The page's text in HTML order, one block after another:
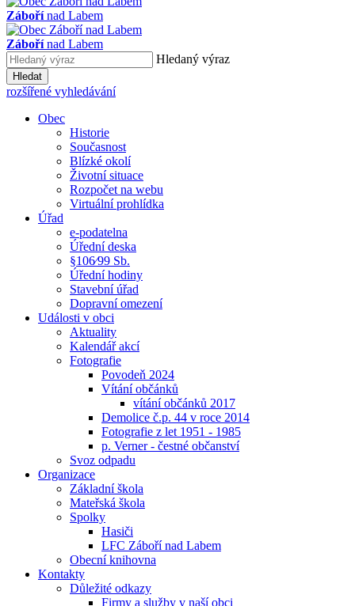
Zábořínad Labem
Zábořínad Labem
Hledaný výraz
Hledat
rozšířené vyhledávání
Obec
Historie
Současnost
Blízké okolí
Životní situace
Rozpočet na webu
Virtuální prohlídka
Úřad
e-podatelna
Úřední deska
§106⁄99 Sb.
Úřední hodiny
Stavební úřad
Dopravní omezení
Události v obci
Aktuality
Kalendář akcí
Fotografie
Povodeň 2024
Vítání občánků
vítání občánků 2017
Demolice č.p. 44 v roce 2014
Fotografie z let 1951 - 1985
p. Verner - čestné občanství
Svoz odpadu
Organizace
Základní škola
Mateřská škola
Spolky
Hasiči
LFC Záboří nad Labem
Obecní knihovna
Kontakty
Důležité odkazy
Firmy a služby v naší obci